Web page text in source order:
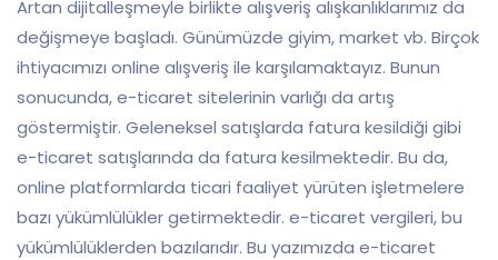
Artan dijitalleşmeyle birlikte alışveriş alışkanlıklarımız da
değişmeye başladı. Günümüzde giyim, market vb. Birçok
ihtiyacımızı online alışveriş ile karşılamaktayız. Bunun
sonucunda, e-ticaret sitelerinin varlığı da artış
göstermiştir. Geleneksel satışlarda fatura kesildiği gibi
e-ticaret satışlarında da fatura kesilmektedir. Bu da,
online platformlarda ticari faaliyet yürüten işletmelere
bazı yükümlülükler getirmektedir. e-ticaret vergileri, bu
yükümlülüklerden bazılarıdır. Bu yazımızda e-ticaret